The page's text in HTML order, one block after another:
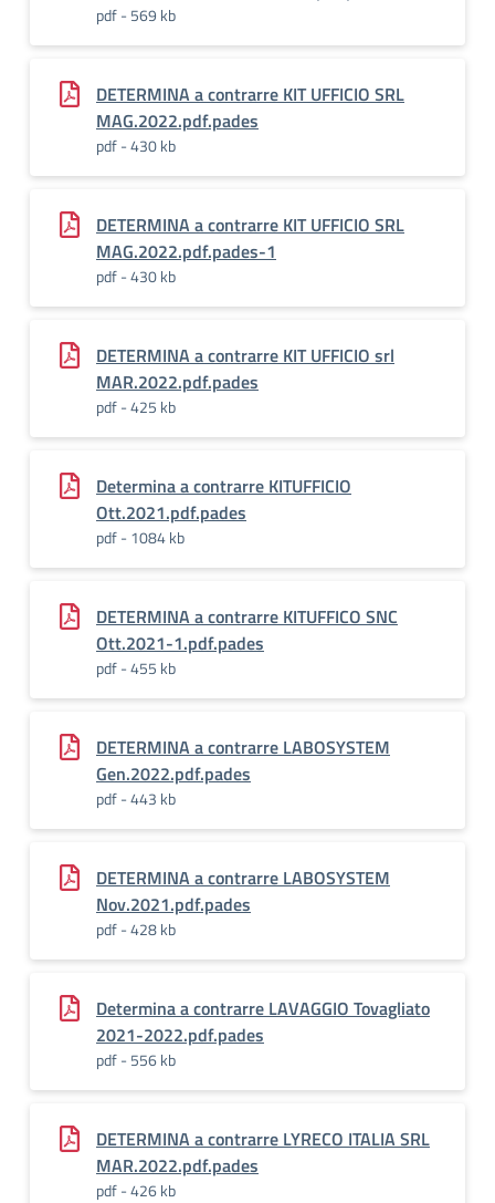
pdf - 569 kb
DETERMINA a contrarre KIT UFFICIO SRL
MAG.2022.pdf.pades
pdf - 430 kb
DETERMINA a contrarre KIT UFFICIO SRL
MAG.2022.pdf.pades-1
pdf - 430 kb
DETERMINA a contrarre KIT UFFICIO srl
MAR.2022.pdf.pades
pdf - 425 kb
Determina a contrarre KITUFFICIO
Ott.2021.pdf.pades
pdf - 1084 kb
DETERMINA a contrarre KITUFFICO SNC
Ott.2021-1.pdf.pades
pdf - 455 kb
DETERMINA a contrarre LABOSYSTEM
Gen.2022.pdf.pades
pdf - 443 kb
DETERMINA a contrarre LABOSYSTEM
Nov.2021.pdf.pades
pdf - 428 kb
Determina a contrarre LAVAGGIO Tovagliato
2021-2022.pdf.pades
pdf - 556 kb
DETERMINA a contrarre LYRECO ITALIA SRL
MAR.2022.pdf.pades
pdf - 426 kb